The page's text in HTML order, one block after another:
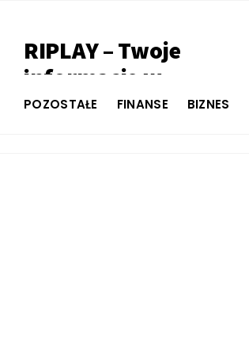
RIPLAY – Twoje
informacje w
jednym miejscu
POZOSTAŁE FINANSE BIZNES